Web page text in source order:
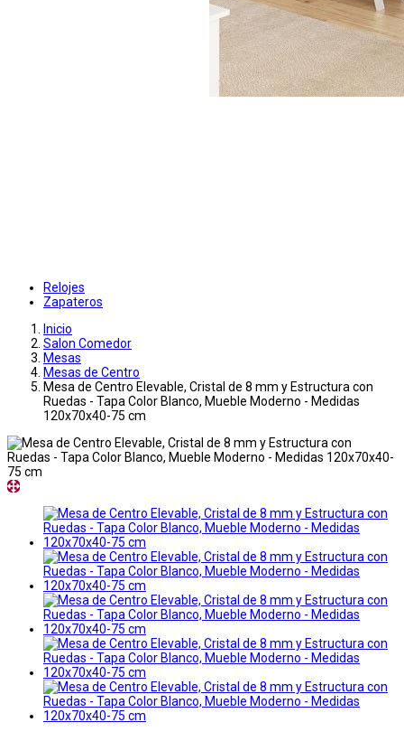
Relojes
Zapateros
Inicio
Salon Comedor
Mesas
Mesas de Centro
Mesa de Centro Elevable, Cristal de 8 mm y Estructura con
Ruedas - Tapa Color Blanco, Mueble Moderno - Medidas
120x70x40-75 cm